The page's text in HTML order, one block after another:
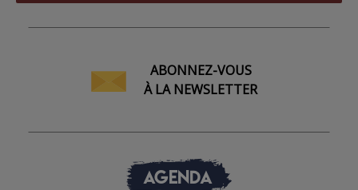
ABONNEZ-VOUS
À LA NEWSLETTER
AGENDA